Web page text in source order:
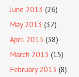
June 2013 (26)
May 2013 (37)
April 2013 (38)
March 2013 (15)
February 2013 (8)